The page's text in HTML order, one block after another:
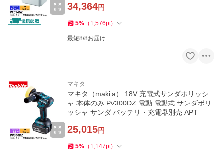
34,364円
5% （ 1,576pt）
最短8/8お届け
マキタ
マキタ（makita） 18V 充電式サンダポリッシ
ャ 本体のみ PV300DZ 電動 電動式 サンダポリ
ッシャ サンダ バッテリ・充電器別売 APT
25,015円
5% （ 1,147pt）